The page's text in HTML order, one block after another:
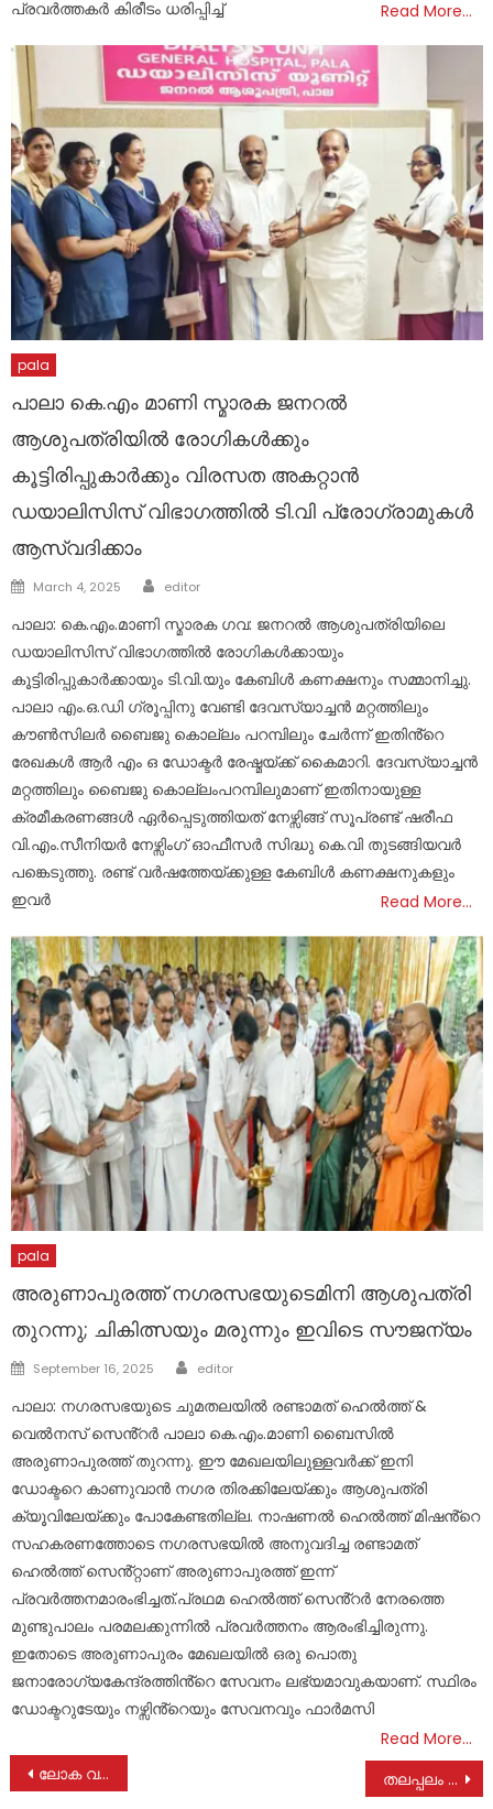
പ്രവര്‍ത്തകര്‍ കിരീടം ധരിപ്പിച്ച് Read More…
pala
പാലാ കെ.എം മാണി സ്മാരക ജനറൽ
ആശുപത്രിയിൽ രോഗികൾക്കും
കൂട്ടിരിപ്പുകാർക്കും വിരസത അകറ്റാൻ
ഡയാലിസിസ് വിഭാഗത്തിൽ ടി.വി പ്രോഗ്രാമുകൾ
ആസ്വദിക്കാം
Posted
March 4, 2025 Author
editor
പാലാ: കെ.എം.മാണി സ്മാരക ഗവ: ജനറൽ ആശുപത്രിയിലെ
ഡയാലിസിസ് വിഭാഗത്തിൽ രോഗികൾക്കായും
കൂട്ടിരിപ്പുകാർക്കായും ടി.വി.യും കേബിൾ കണക്ഷനും സമ്മാനിച്ചു.
പാലാ എം.ഒ.ഡി ഗ്രൂപ്പിനു വേണ്ടി ദേവസ്യാച്ചൻ മറ്റത്തിലും
കൗൺസിലർ ബൈജു കൊല്ലം പറമ്പിലും ചേർന്ന് ഇതിൻ്റെ
രേഖകൾ ആർ എം ഒ ഡോക്ടർ രേഷ്മയ്ക്ക് കൈമാറി. ദേവസ്യാച്ചൻ
മറ്റത്തിലും ബൈജു കൊല്ലംപറമ്പിലുമാണ് ഇതിനായുള്ള
ക്രമീകരണങ്ങൾ ഏർപ്പെടുത്തിയത് നേഴ്സിങ്ങ് സൂപ്രണ്ട് ഷരീഫ
വി.എം.സീനിയർ നേഴ്സിംഗ് ഓഫീസർ സിദ്ധു കെ.വി തുടങ്ങിയവർ
പങ്കെടുത്തു. രണ്ട് വർഷത്തേയ്ക്കുള്ള കേബിൾ കണക്ഷനുകളും
ഇവർ
Read More…
pala
അരുണാപുരത്ത് നഗരസഭയുടെമിനി ആശുപത്രി
തുറന്നു; ചികിത്സയും മരുന്നും ഇവിടെ സൗജന്യം
Posted
September 16, 2025 Author
editor
പാലാ: നഗരസഭയുടെ ചുമതലയിൽ രണ്ടാമത് ഹെൽത്ത് &
വെൽനസ് സെൻ്റർ പാലാ കെ.എം.മാണി ബൈസിൽ
അരുണാപുരത്ത് തുറന്നു. ഈ മേഖലയിലുള്ളവർക്ക് ഇനി
ഡോക്ടറെ കാണുവാൻ നഗര തിരക്കിലേയ്ക്കും ആശുപത്രി
ക്യൂവിലേയ്ക്കും പോകേണ്ടതില്ല. നാഷണൽ ഹെൽത്ത് മിഷൻ്റെ
സഹകരണത്തോടെ നഗരസഭയിൽ അനുവദിച്ച രണ്ടാമത്
ഹെൽത്ത് സെൻ്റ്റാണ് അരുണാപുരത്ത് ഇന്ന്
പ്രവർത്തനമാരംഭിച്ചത്.പ്രഥമ ഹെൽത്ത് സെൻ്റർ നേരത്തെ
മുണ്ടുപാലം പരമലക്കുന്നിൽ പ്രവർത്തനം ആരംഭിച്ചിരുന്നു.
ഇതോടെ അരുണാപുരം മേഖലയിൽ ഒരു പൊതു
ജനാരോഗ്യകേന്ദ്രത്തിൻ്റെ സേവനം ലഭ്യമാവുകയാണ്. സ്ഥിരം
ഡോക്ടറുടേയും നഴ്സിൻ്റെയും സേവനവും ഫാർമസി
Read More…
Post
ലോക വയോജന ദിനാഘോഷം ദർശനയിൽ തലപ്പലം സഹകരണ ബാങ്ക് വാർഷിക പൊതുയോഗം നാളെ